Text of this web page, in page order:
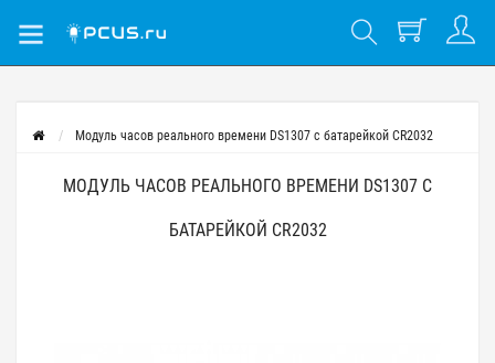
Модуль часов реального времени DS1307 с батарейкой CR2032
МОДУЛЬ ЧАСОВ РЕАЛЬНОГО ВРЕМЕНИ DS1307 С
БАТАРЕЙКОЙ CR2032